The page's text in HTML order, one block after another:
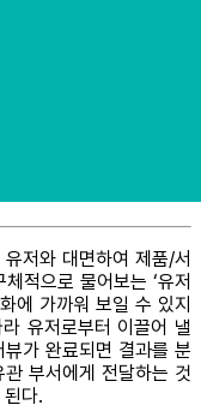
저와 대면하여 제품/서
적으로 물어보는 ‘유저
에 가까워 보일 수 있지
유저로부터 이끌어 낼
가 완료되면 결과를 분
부서에게 전달하는 것
다.